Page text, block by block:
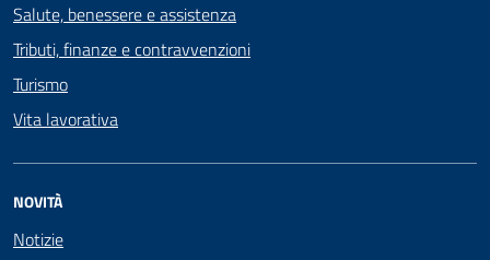
Salute, benessere e assistenza
Tributi, finanze e contravvenzioni
Turismo
Vita lavorativa
NOVITÀ
Notizie